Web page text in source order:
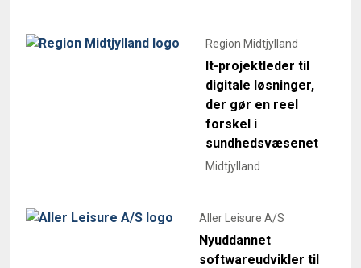
Region Midtjylland
It-projektleder til
digitale løsninger,
der gør en reel
forskel i
sundhedsvæsenet
Midtjylland
Aller Leisure A/S
Nyuddannet
softwareudvikler til